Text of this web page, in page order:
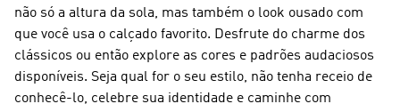
não só a altura da sola, mas também o look ousado com
que você usa o calçado favorito. Desfrute do charme dos
clássicos ou então explore as cores e padrões audaciosos
disponíveis. Seja qual for o seu estilo, não tenha receio de
conhecê-lo, celebre sua identidade e caminhe com